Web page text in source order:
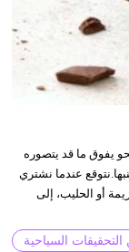
يفوق ما قد يتصوره
عندما نشتري
أو الحليب، إلى
التحقيقات السياحية